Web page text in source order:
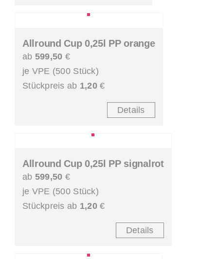
Allround Cup 0,25l PP orange
ab 599,50 €
je VPE (500 Stück)
Stückpreis ab 1,20€
Details
Allround Cup 0,25l PP signalrot
ab 599,50 €
je VPE (500 Stück)
Stückpreis ab 1,20€
Details